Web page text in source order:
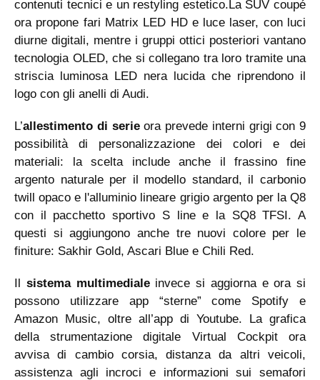
contenuti tecnici e un restyling estetico.La SUV coupé
ora propone fari Matrix LED HD e luce laser, con luci
diurne digitali, mentre i gruppi ottici posteriori vantano
tecnologia OLED, che si collegano tra loro tramite una
striscia luminosa LED nera lucida che riprendono il
logo con gli anelli di Audi.
L’allestimento di serieora prevede interni grigi con 9
possibilità di personalizzazione dei colori e dei
materiali: la scelta include anche il frassino fine
argento naturale per il modello standard, il carbonio
twill opaco e l'alluminio lineare grigio argento per la Q8
con il pacchetto sportivo S line e la SQ8 TFSI. A
questi si aggiungono anche tre nuovi colore per le
finiture: Sakhir Gold, Ascari Blue e Chili Red.
Il sistema multimedialeinvece si aggiorna e ora si
possono utilizzare app “sterne” come Spotify e
Amazon Music, oltre all’app di Youtube. La grafica
della strumentazione digitale Virtual Cockpit ora
avvisa di cambio corsia, distanza da altri veicoli,
assistenza agli incroci e informazioni sui semafori